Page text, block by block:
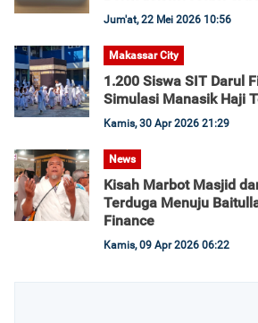
Jum'at, 22 Mei 2026 10:56
Makassar City
1.200 Siswa SIT Darul
Simulasi Manasik Haji
Kamis, 30 Apr 2026 21:29
News
Kisah Marbot Masjid
Terduga Menuju
Finance
Kamis, 09 Apr 2026 06:22